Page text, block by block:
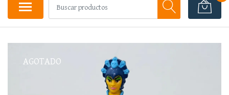
AGOTADO